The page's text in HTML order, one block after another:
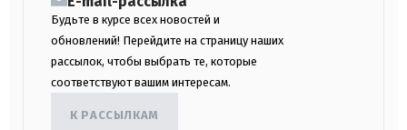
Будьте в курсе всех новостей и
обновлений! Перейдите на страницу наших
рассылок, чтобы выбрать те, которые
соответствуют вашим интересам.
К РАССЫЛКАМ